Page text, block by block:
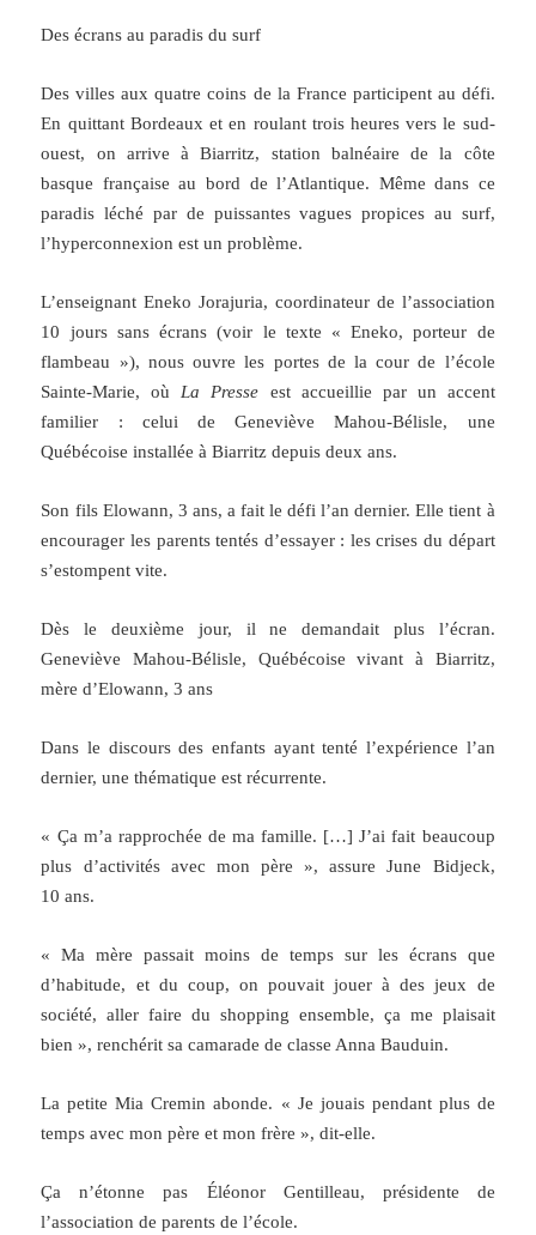
Des écrans au paradis du surf
Des villes aux quatre coins de la France participent au défi.
En quittant Bordeaux et en roulant trois heures vers le sud-
ouest, on arrive à Biarritz, station balnéaire de la côte
basque française au bord de l’Atlantique. Même dans ce
paradis léché par de puissantes vagues propices au surf,
l’hyperconnexion est un problème.
L’enseignant Eneko Jorajuria, coordinateur de l’association
10 jours sans écrans (voir le texte « Eneko, porteur de
flambeau »), nous ouvre les portes de la cour de l’école
Sainte-Marie, oùLa Presse est accueillie par un accent
familier : celui de Geneviève Mahou-Bélisle, une
Québécoise installée à Biarritz depuis deux ans.
Son fils Elowann, 3 ans, a fait le défi l’an dernier. Elle tient à
encourager les parents tentés d’essayer : les crises du départ
s’estompent vite.
Dès le deuxième jour, il ne demandait plus l’écran.
Geneviève Mahou-Bélisle, Québécoise vivant à Biarritz,
mère d’Elowann, 3 ans
Dans le discours des enfants ayant tenté l’expérience l’an
dernier, une thématique est récurrente.
« Ça m’a rapprochée de ma famille. […] J’ai fait beaucoup
plus d’activités avec mon père », assure June Bidjeck,
10 ans.
« Ma mère passait moins de temps sur les écrans que
d’habitude, et du coup, on pouvait jouer à des jeux de
société, aller faire du shopping ensemble, ça me plaisait
bien », renchérit sa camarade de classe Anna Bauduin.
La petite Mia Cremin abonde. « Je jouais pendant plus de
temps avec mon père et mon frère », dit-elle.
Ça n’étonne pas Éléonor Gentilleau, présidente de
l’association de parents de l’école.